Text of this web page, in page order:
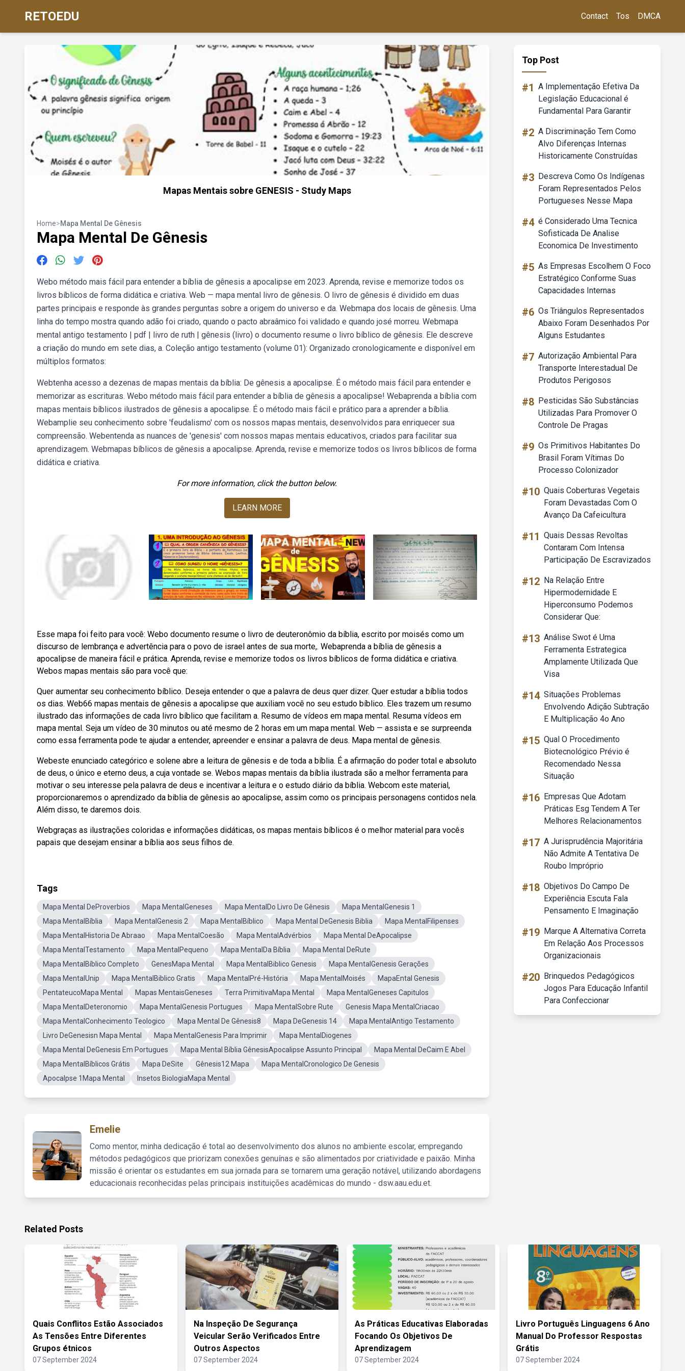
RETOEDU Contact Tos DMCA
Mapas Mentais sobre GENESIS - Study Maps
Home>Mapa Mental De Gênesis
Mapa Mental De Gênesis
Webo método mais fácil para entender a bíblia de gênesis a apocalipse em 2023. Aprenda, revise e memorize todos os
livros bíblicos de forma didática e criativa. Web — mapa mental livro de gênesis. O livro de gênesis é dividido em duas
partes principais e responde às grandes perguntas sobre a origem do universo e da. Webmapa dos locais de gênesis. Uma
linha do tempo mostra quando adão foi criado, quando o pacto abraâmico foi validado e quando josé morreu. Webmapa
mental antigo testamento | pdf | livro de ruth | gênesis (livro) o documento resume o livro bíblico de gênesis. Ele descreve
a criação do mundo em sete dias, a. Coleção antigo testamento (volume 01): Organizado cronologicamente e disponível em
múltiplos formatos:
Webtenha acesso a dezenas de mapas mentais da bíblia: De gênesis a apocalipse. É o método mais fácil para entender e
memorizar as escrituras. Webo método mais fácil para entender a bíblia de gênesis a apocalipse! Webaprenda a bíblia com
mapas mentais bíblicos ilustrados de gênesis a apocalipse. É o método mais fácil e prático para a aprender a bíblia.
Webamplie seu conhecimento sobre 'feudalismo' com os nossos mapas mentais, desenvolvidos para enriquecer sua
compreensão. Webentenda as nuances de 'genesis' com nossos mapas mentais educativos, criados para facilitar sua
aprendizagem. Webmapas bíblicos de gênesis a apocalipse. Aprenda, revise e memorize todos os livros bíblicos de forma
didática e criativa.
For more information, click the button below.
LEARN MORE
Esse mapa foi feito para você: Webo documento resume o livro de deuteronômio da bíblia, escrito por moisés como um
discurso de lembrança e advertência para o povo de israel antes de sua morte,. Webaprenda a bíblia de gênesis a
apocalipse de maneira fácil e prática. Aprenda, revise e memorize todos os livros bíblicos de forma didática e criativa.
Webos mapas mentais são para você que:
Quer aumentar seu conhecimento bíblico. Deseja entender o que a palavra de deus quer dizer. Quer estudar a bíblia todos
os dias. Web66 mapas mentais de gênesis a apocalipse que auxiliam você no seu estudo bíblico. Eles trazem um resumo
ilustrado das informações de cada livro bíblico que facilitam a. Resumo de vídeos em mapa mental. Resuma vídeos em
mapa mental. Seja um vídeo de 30 minutos ou até mesmo de 2 horas em um mapa mental. Web — assista e se surpreenda
como essa ferramenta pode te ajudar a entender, apreender e ensinar a palavra de deus. Mapa mental de gênesis.
Webeste enunciado categórico e solene abre a leitura de gênesis e de toda a bíblia. É a afirmação do poder total e absoluto
de deus, o único e eterno deus, a cuja vontade se. Webos mapas mentais da bíblia ilustrada são a melhor ferramenta para
motivar o seu interesse pela palavra de deus e incentivar a leitura e o estudo diário da bíblia. Webcom este material,
proporcionaremos o aprendizado da biblia de gênesis ao apocalipse, assim como os principais personagens contidos nela.
Além disso, te daremos dois.
Webgraças as ilustrações coloridas e informações didáticas, os mapas mentais bíblicos é o melhor material para vocês
papais que desejam ensinar a bíblia aos seus filhos de.
Tags
Mapa Mental DeProverbios Mapa MentalGeneses Mapa MentalDo Livro De Gênesis
Mapa MentalGenesis 1
Mapa MentalBíblia
Mapa MentalGenesis 2 Mapa MentalBíblico Mapa Mental DeGenesis Biblia
Mapa MentalFilipenses
Mapa MentalHistoria De Abraao
Mapa MentalCoesão Mapa MentalAdvérbios
Mapa Mental DeApocalipse
Mapa MentalTestamento
Mapa MentalPequeno Mapa MentalDa Bíblia
Mapa Mental DeRute
Mapa MentalBíblico Completo
GenesMapa Mental Mapa MentalBiblico Genesis
Mapa MentalGenesis Gerações
Mapa MentalUnip
Mapa MentalBiblico Gratis Mapa MentalPré-História Mapa MentalMoisés
MapaEntal Genesis
PentateucoMapa Mental
Mapas MentaisGeneses Terra PrimitivaMapa Mental
Mapa MentalGeneses Capitulos
Mapa MentalDeteronomio
Mapa MentalGenesis Portugues Mapa MentalSobre Rute
Genesis Mapa MentalCriacao
Mapa MentalConhecimento Teologico
Mapa Mental De Gênesis8 Mapa DeGenesis 14
Mapa MentalAntigo Testamento
Livro DeGenesisn Mapa Mental
Mapa MentalGenesis Para Imprimir
Mapa MentalDiogenes
Mapa Mental DeGenesis Em Portugues
Mapa Mental Bíblia GênesisApocalipse Assunto Principal
Mapa Mental DeCaim E Abel
Mapa MentalBíblicos Grátis
Mapa DeSite Gênesis12 Mapa
Mapa MentalCronologico De Genesis
Apocalpse 1Mapa Mental
Insetos BiologiaMapa Mental
Emelie
Como mentor, minha dedicação é total ao desenvolvimento dos alunos no ambiente escolar, empregando
métodos pedagógicos que priorizam conexões genuínas e são alimentados por criatividade e paixão. Minha
missão é orientar os estudantes em sua jornada para se tornarem uma geração notável, utilizando abordagens
educacionais reconhecidas pelas principais instituições acadêmicas do mundo - dsw.aau.edu.et.
Top Post
#1 A Implementação Efetiva Da
Legislação Educacional é
Fundamental Para Garantir
#2 A Discriminação Tem Como
Alvo Diferenças Internas
Historicamente Construídas
#3 Descreva Como Os Indígenas
Foram Representados Pelos
Portugueses Nesse Mapa
#4 é Considerado Uma Tecnica
Sofisticada De Analise
Economica De Investimento
#5 As Empresas Escolhem O Foco
Estratégico Conforme Suas
Capacidades Internas
#6 Os Triângulos Representados
Abaixo Foram Desenhados Por
Alguns Estudantes
#7 Autorização Ambiental Para
Transporte Interestadual De
Produtos Perigosos
#8 Pesticidas São Substâncias
Utilizadas Para Promover O
Controle De Pragas
#9 Os Primitivos Habitantes Do
Brasil Foram Vítimas Do
Processo Colonizador
#10 Quais Coberturas Vegetais
Foram Devastadas Com O
Avanço Da Cafeicultura
#11 Quais Dessas Revoltas
Contaram Com Intensa
Participação De Escravizados
#12 Na Relação Entre
Hipermodernidade E
Hiperconsumo Podemos
Considerar Que:
#13 Análise Swot é Uma
Ferramenta Estrategica
Amplamente Utilizada Que
Visa
#14 Situações Problemas
Envolvendo Adição Subtração
E Multiplicação 4o Ano
#15 Qual O Procedimento
Biotecnológico Prévio é
Recomendado Nessa
Situação
#16 Empresas Que Adotam
Práticas Esg Tendem A Ter
Melhores Relacionamentos
#17 A Jurisprudência Majoritária
Não Admite A Tentativa De
Roubo Impróprio
#18 Objetivos Do Campo De
Experiência Escuta Fala
Pensamento E Imaginação
#19 Marque A Alternativa Correta
Em Relação Aos Processos
Organizacionais
#20 Brinquedos Pedagógicos
Jogos Para Educação Infantil
Para Confeccionar
Related Posts
Quais Conflitos Estão Associados
As Tensões Entre Diferentes
Grupos étnicos
07 September 2024
Na Inspeção De Segurança
Veicular Serão Verificados Entre
Outros Aspectos
07 September 2024
As Práticas Educativas Elaboradas
Focando Os Objetivos De
Aprendizagem
07 September 2024
Livro Português Linguagens 6 Ano
Manual Do Professor Respostas
Grátis
07 September 2024